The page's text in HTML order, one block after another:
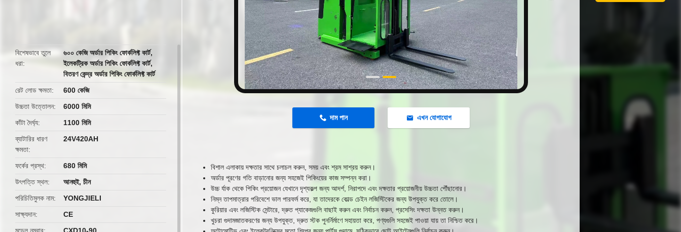
বিশেষভাবে তুলে
ধরা
৬০০ কেজি অর্ডার পিকিং ফোর্কলিফ্ট কার্ট,
ইলেকট্রিক অর্ডার পিকিং ফোর্কলিফ্ট কার্ট,
বিতরণ কেন্দ্র অর্ডার পিকিং ফোর্কলিফ্ট কার্ট
রেট লোড ক্ষমতা
600 কেজি
উচ্চতা উত্তোলন
6000 মিমি
কাঁটা দৈর্ঘ্য
1100 মিমি
ব্যাটারির ধারণ
ক্ষমতা
24V420AH
ফর্কের প্রস্থ
680 মিমি
উৎপত্তি স্থল
আনহুই, চীন
পরিচিতিমুলক নাম
YONGJIELI
সাক্ষ্যদান
CE
দাম পান এখন যোগাযোগ
বিশাল এলাকায় দক্ষতার সাথে চলাচল করুন, সময় এবং শ্রম সাশ্রয় করুন।
অর্ডার পূরণের গতি বাড়ানোর জন্য সহজেই পিকিংয়ের কাজ সম্পন্ন করা।
উচ্চ র্যাক থেকে পিকিং প্রয়োজন যেখানে দৃশ্যকল্প জন্য আদর্শ, নিরাপদে এবং দক্ষতার প্রয়োজনীয় উচ্চতা পৌঁছানোর।
নিম্ন তাপমাত্রার পরিবেশে ভাল পারফর্ম করে, যা তাদেরকে কোল্ড চেইন লজিস্টিকের জন্য উপযুক্ত করে তোলে।
কুরিয়ার এবং লজিস্টিক সেন্টারে, দ্রুত প্যাকেজগুলি বাছাই করুন এবং নির্বাচন করুন, প্রসেসিং দক্ষতা উন্নত করুন।
খুচরা গুদামজাতকরণের জন্য উপযুক্ত, দ্রুত স্টক পুনর্নির্মাণে সহায়তা করে, পণ্যগুলি সহজেই পাওয়া যায় তা নিশ্চিত করে।